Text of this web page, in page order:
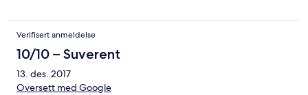
Verifisert anmeldelse
10/10 – Suverent
13. des. 2017
Oversett med Google